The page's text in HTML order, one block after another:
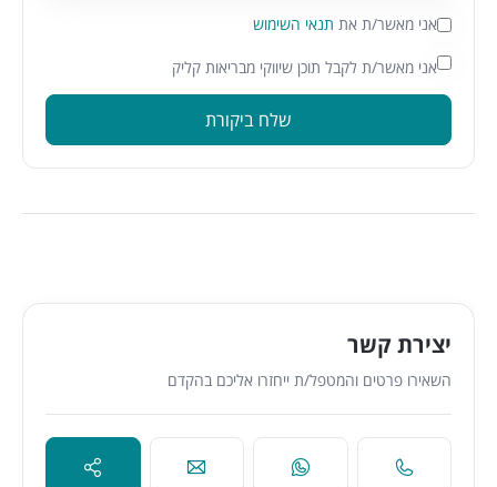
אני מאשר/ת את תנאי השימוש
אני מאשר/ת לקבל תוכן שיווקי מבריאות קליק
שלח ביקורת
יצירת קשר
השאירו פרטים והמטפל/ת ייחזרו אליכם בהקדם